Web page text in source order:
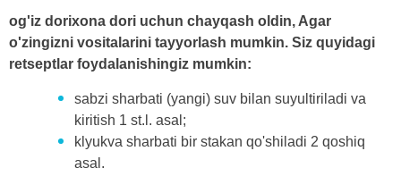
og'iz dorixona dori uchun chayqash oldin, Agar
o'zingizni vositalarini tayyorlash mumkin. Siz quyidagi
retseptlar foydalanishingiz mumkin:
sabzi sharbati (yangi) suv bilan suyultiriladi va
kiritish 1 st.l. asal;
klyukva sharbati bir stakan qo'shiladi 2 qoshiq
asal.